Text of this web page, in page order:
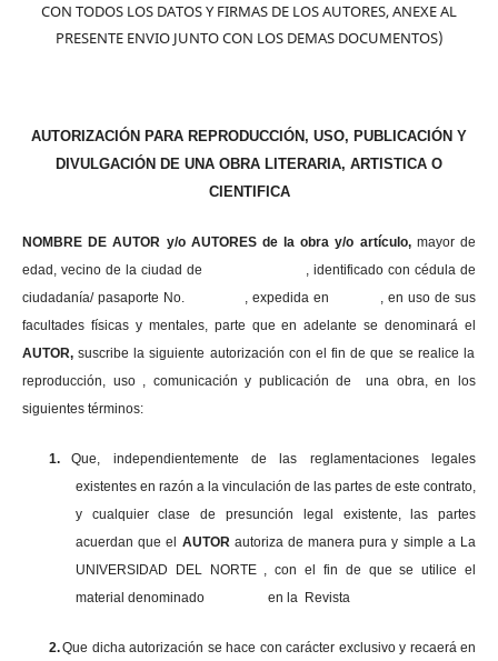
CON TODOS LOS DATOS Y FIRMAS DE LOS AUTORES, ANEXE AL
PRESENTE ENVIO JUNTO CON LOS DEMAS DOCUMENTOS)
AUTORIZACIÓN PARA REPRODUCCIÓN, USO, PUBLICACIÓN Y
DIVULGACIÓN DE UNA OBRA LITERARIA, ARTISTICA O
CIENTIFICA
NOMBRE DE AUTOR y/o AUTORES de la obra y/o artículo, mayor de
edad, vecino de la ciudad de , identificado con cédula de
ciudadanía/ pasaporte No. , expedida en , en uso de sus
facultades físicas y mentales, parte que en adelante se denominará el
AUTOR,suscribe la siguiente autorización con el fin de que se realice la
reproducción, uso , comunicación y publicación de una obra, en los
siguientes términos:
1.
Que, independientemente de las reglamentaciones legales
existentes en razón a la vinculación de las partes de este contrato,
y cualquier clase de presunción legal existente, las partes
acuerdan que el AUTOR autoriza de manera pura y simple a La
UNIVERSIDAD DEL NORTE , con el fin de que se utilice el
material denominado en la Revista
2.Que dicha autorización se hace con carácter exclusivo y recaerá en